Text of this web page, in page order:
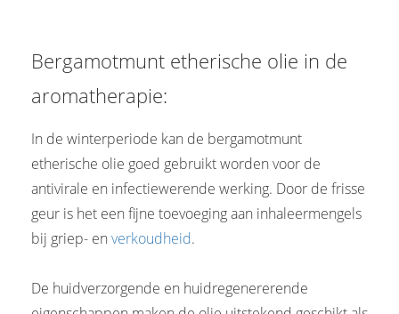
Bergamotmunt etherische olie in de
aromatherapie:
In de winterperiode kan de bergamotmunt
etherische olie goed gebruikt worden voor de
antivirale en infectiewerende werking. Door de frisse
geur is het een fijne toevoeging aan inhaleermengels
bij griep- en verkoudheid.
De huidverzorgende en huidregenererende